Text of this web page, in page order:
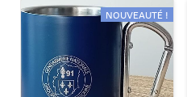
NOUVEAUTÉ !